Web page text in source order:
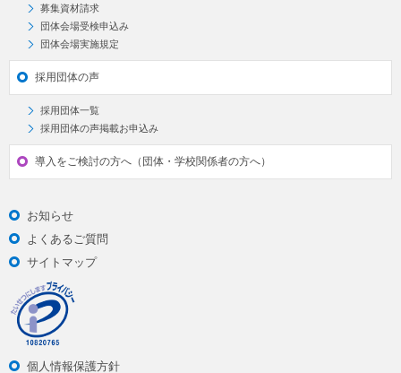
募集資材請求
団体会場受検申込み
団体会場実施規定
採用団体の声
採用団体一覧
採用団体の声掲載お申込み
導入をご検討の方へ（団体・学校関係者の方へ）
お知らせ
よくあるご質問
サイトマップ
個人情報保護方針